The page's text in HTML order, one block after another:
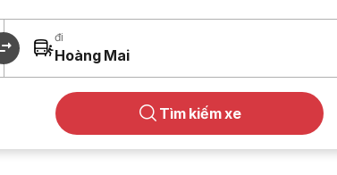
đi
Hoàng Mai
Tìm kiếm xe